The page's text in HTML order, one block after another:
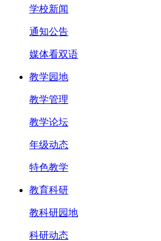
学校新闻
通知公告
媒体看双语
教学园地
教学管理
教学论坛
年级动态
特色教学
教育科研
教科研园地
科研动态